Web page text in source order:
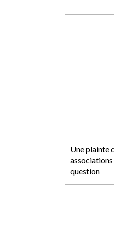
Une plainte
associations
question